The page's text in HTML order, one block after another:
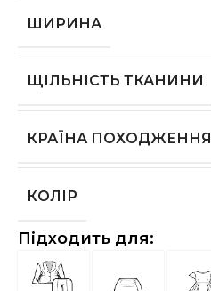
ШИРИНА
ЩІЛЬНІСТЬ ТКАНИНИ
КРАЇНА ПОХОДЖЕННЯ
КОЛІР
Підходить для: